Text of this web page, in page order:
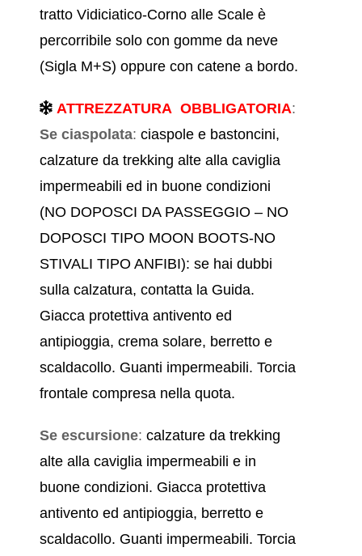
tratto Vidiciatico-Corno alle Scale è
percorribile solo con gomme da neve
(Sigla M+S) oppure con catene a bordo.
ATTREZZATURA OBBLIGATORIA:
Se ciaspolata:ciaspole e bastoncini,
calzature da trekking alte alla caviglia
impermeabili ed in buone condizioni
(NO DOPOSCI DA PASSEGGIO – NO
DOPOSCI TIPO MOON BOOTS-NO
STIVALI TIPO ANFIBI): se hai dubbi
sulla calzatura, contatta la Guida.
Giacca protettiva antivento ed
antipioggia, crema solare, berretto e
scaldacollo. Guanti impermeabili. Torcia
frontale compresa nella quota.
Se escursione:calzature da trekking
alte alla caviglia impermeabili e in
buone condizioni. Giacca protettiva
antivento ed antipioggia, berretto e
scaldacollo. Guanti impermeabili. Torcia